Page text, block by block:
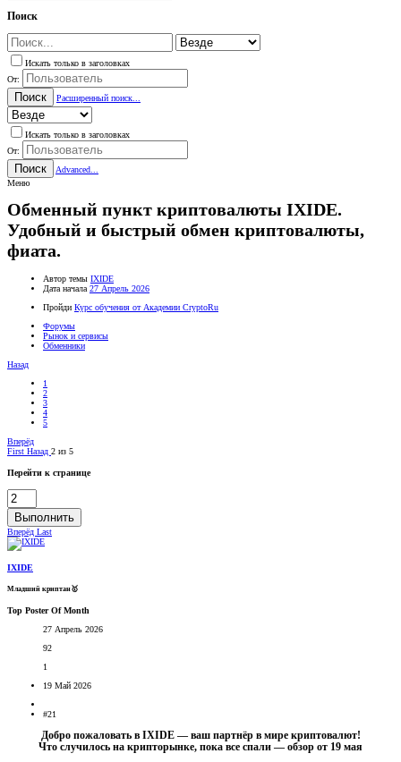
Поиск
Искать только в заголовках
От:
Поиск Расширенный поиск...
Искать только в заголовках
От:
Поиск
Advanced...
Меню
Обменный пункт криптовалюты IXIDE.
Удобный и быстрый обмен криптовалюты,
фиата.
Автор темы IXIDE
Дата начала 27 Апрель 2026
Пройди Курс обучения от Академии CryptoRu
Форумы
Рынок и сервисы
Обменники
Назад
1
2
3
4
5
Вперёд
First Назад 2 из 5
Перейти к странице
Выполнить
Вперёд Last
IXIDE
Младший криптан🥇
Top Poster Of Month
27 Апрель 2026
92
1
19 Май 2026
#21
Добро пожаловать в IXIDE — ваш партнёр в мире криптовалют!
Что случилось на крипторынке, пока все спали — обзор от 19 мая​